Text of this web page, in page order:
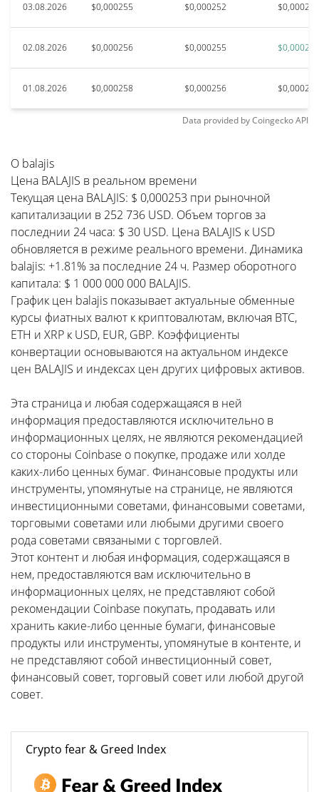
03.08.2026 $0,000255 $0,000252 $0,000268
02.08.2026 $0,000256 $0,000255 $0,000273
01.08.2026 $0,000258 $0,000256 $0,00027
Data provided byCoingeckoAPI
О balajis
Цена BALAJIS в реальном времени
Текущая цена BALAJIS: $ 0,000253 при рыночной
капитализации в 252 736 USD. Объем торгов за
последнии 24 часа: $ 30 USD. Цена BALAJIS к USD
обновляется в режиме реального времени. Динамика
balajis: +1.81% за последние 24 ч. Размер оборотного
капитала: $ 1 000 000 000 BALAJIS.
График цен balajis показывает актуальные обменные
курсы фиатных валют к криптовалютам, включая BTC,
ETH и XRP к USD, EUR, GBP. Коэффициенты
конвертации основываются на актуальном индексе
цен BALAJIS и индексах цен других цифровых активов.
Эта страница и любая содержащаяся в ней
информация предоставляются исключительно в
информационных целях, не являются рекомендацией
со стороны Coinbase о покупке, продаже или холде
каких-либо ценных бумаг. Финансовые продукты или
инструменты, упомянутые на странице, не являются
инвестиционными советами, финансовыми советами,
торговыми советами или любыми другими своего
рода советами связаными с торговлей.
Этот контент и любая информация, содержащаяся в
нем, предоставляются вам исключительно в
информационных целях, не представляют собой
рекомендации Coinbase покупать, продавать или
хранить какие-либо ценные бумаги, финансовые
продукты или инструменты, упомянутые в контенте, и
не представляют собой инвестиционный совет,
финансовый совет, торговый совет или любой другой
совет.
Crypto fear & Greed Index